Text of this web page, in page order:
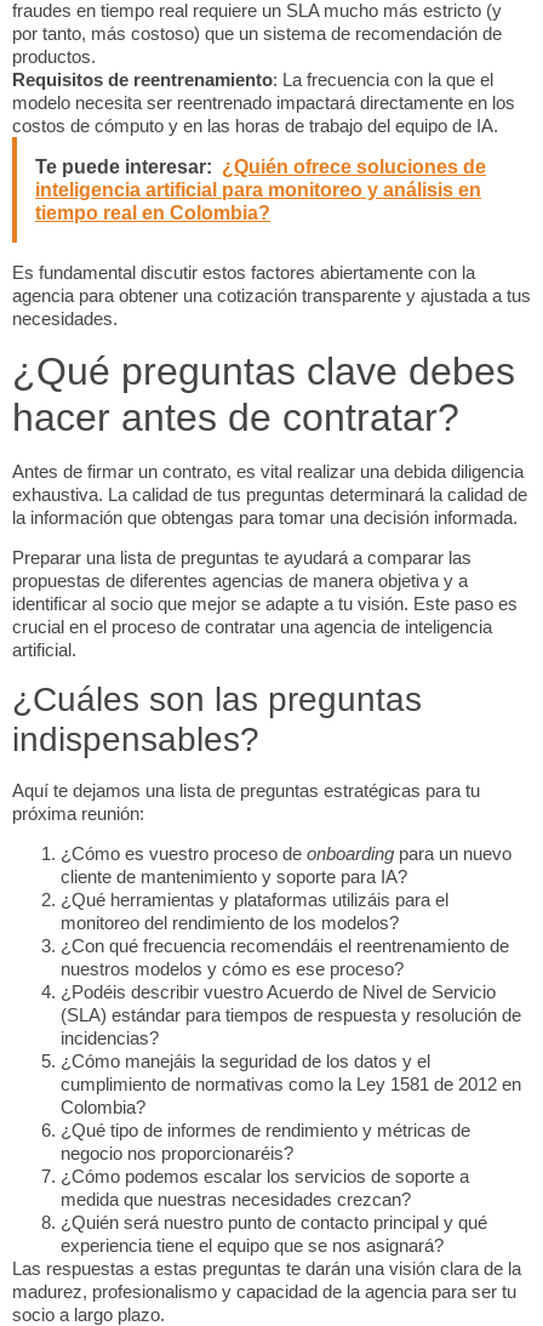
fraudes en tiempo real requiere un SLA mucho más estricto (y
por tanto, más costoso) que un sistema de recomendación de
productos.
Requisitos de reentrenamiento: La frecuencia con la que el
modelo necesita ser reentrenado impactará directamente en los
costos de cómputo y en las horas de trabajo del equipo de IA.
Te puede interesar: ¿Quién ofrece soluciones de
inteligencia artificial para monitoreo y análisis en
tiempo real en Colombia?
Es fundamental discutir estos factores abiertamente con la
agencia para obtener una cotización transparente y ajustada a tus
necesidades.
¿Qué preguntas clave debes
hacer antes de contratar?
Antes de firmar un contrato, es vital realizar una debida diligencia
exhaustiva. La calidad de tus preguntas determinará la calidad de
la información que obtengas para tomar una decisión informada.
Preparar una lista de preguntas te ayudará a comparar las
propuestas de diferentes agencias de manera objetiva y a
identificar al socio que mejor se adapte a tu visión. Este paso es
crucial en el proceso de contratar una agencia de inteligencia
artificial.
¿Cuáles son las preguntas
indispensables?
Aquí te dejamos una lista de preguntas estratégicas para tu
próxima reunión:
¿Cómo es vuestro proceso de onboarding para un nuevo
cliente de mantenimiento y soporte para IA?
¿Qué herramientas y plataformas utilizáis para el
monitoreo del rendimiento de los modelos?
¿Con qué frecuencia recomendáis el reentrenamiento de
nuestros modelos y cómo es ese proceso?
¿Podéis describir vuestro Acuerdo de Nivel de Servicio
(SLA) estándar para tiempos de respuesta y resolución de
incidencias?
¿Cómo manejáis la seguridad de los datos y el
cumplimiento de normativas como la Ley 1581 de 2012 en
Colombia?
¿Qué tipo de informes de rendimiento y métricas de
negocio nos proporcionaréis?
¿Cómo podemos escalar los servicios de soporte a
medida que nuestras necesidades crezcan?
¿Quién será nuestro punto de contacto principal y qué
experiencia tiene el equipo que se nos asignará?
Las respuestas a estas preguntas te darán una visión clara de la
madurez, profesionalismo y capacidad de la agencia para ser tu
socio a largo plazo.